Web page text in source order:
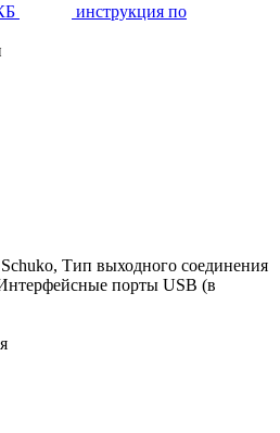
инструкция по
Тип выходного соединения
порты USB (в